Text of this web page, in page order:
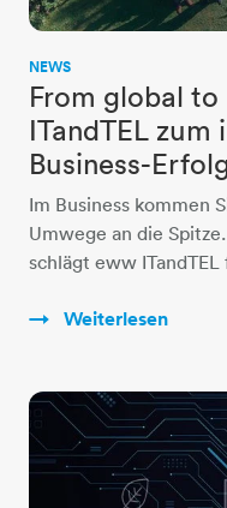
NEWS
From global
ITandTEL
Business-
Im Business kommen
Umwege an die
schlägt eww
Weiterlesen